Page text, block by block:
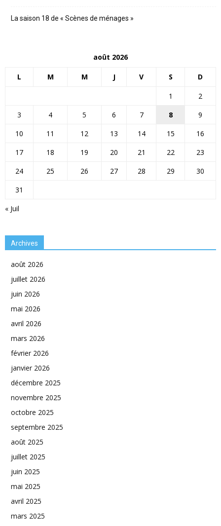
La saison 18 de « Scènes de ménages »
août 2026
L M M J V S D
« Juil
1
2
3
4 5 6 7 8
9
10
11 12 13 14 15
16
17
18 19 20 21 22
23
24
25 26 27 28 29
30
31
Archives
août 2026
juillet 2026
juin 2026
mai 2026
avril 2026
mars 2026
février 2026
janvier 2026
décembre 2025
novembre 2025
octobre 2025
septembre 2025
août 2025
juillet 2025
juin 2025
mai 2025
avril 2025
mars 2025